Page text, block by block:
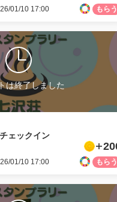
01/10 17:00
は終了しました
ェックイン
01/10 17:00